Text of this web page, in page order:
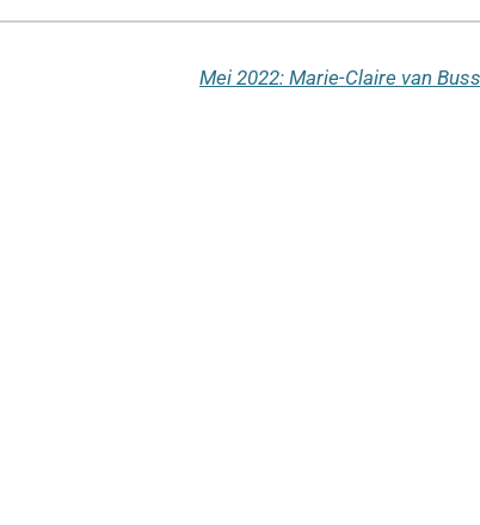
Mei 2022: Marie-Claire van